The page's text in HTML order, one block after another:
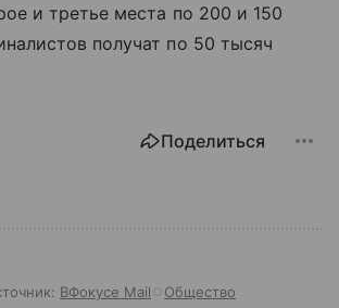
и третье места по 200 и 150
получат по 50 тысяч
Поделиться
ВФокусе Mail Общество